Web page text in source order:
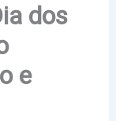
dos
e